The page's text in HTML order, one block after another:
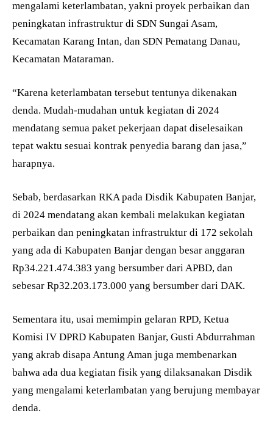
mengalami keterlambatan, yakni proyek perbaikan dan
peningkatan infrastruktur di SDN Sungai Asam,
Kecamatan Karang Intan, dan SDN Pematang Danau,
Kecamatan Mataraman.
“Karena keterlambatan tersebut tentunya dikenakan
denda. Mudah-mudahan untuk kegiatan di 2024
mendatang semua paket pekerjaan dapat diselesaikan
tepat waktu sesuai kontrak penyedia barang dan jasa,”
harapnya.
Sebab, berdasarkan RKA pada Disdik Kabupaten Banjar,
di 2024 mendatang akan kembali melakukan kegiatan
perbaikan dan peningkatan infrastruktur di 172 sekolah
yang ada di Kabupaten Banjar dengan besar anggaran
Rp34.221.474.383 yang bersumber dari APBD, dan
sebesar Rp32.203.173.000 yang bersumber dari DAK.
Sementara itu, usai memimpin gelaran RPD, Ketua
Komisi IV DPRD Kabupaten Banjar, Gusti Abdurrahman
yang akrab disapa Antung Aman juga membenarkan
bahwa ada dua kegiatan fisik yang dilaksanakan Disdik
yang mengalami keterlambatan yang berujung membayar
denda.